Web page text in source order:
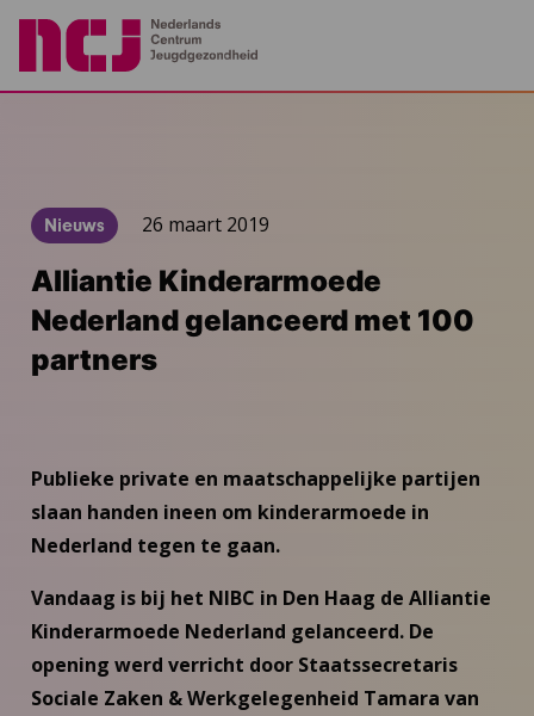
Nieuws 26 maart 2019
Alliantie Kinderarmoede
Nederland gelanceerd met 100
partners
Publieke private en maatschappelijke partijen
slaan handen ineen om kinderarmoede in
Nederland tegen te gaan.
Vandaag is bij het NIBC in Den Haag de Alliantie
Kinderarmoede Nederland gelanceerd. De
opening werd verricht door Staatssecretaris
Sociale Zaken & Werkgelegenheid Tamara van